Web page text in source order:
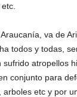
va de
todos y todas,
atropellos
conjunto para
etc y por